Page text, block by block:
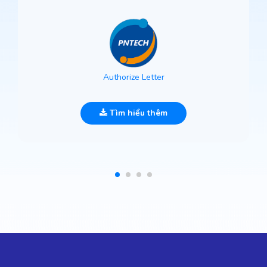
Authorize Letter
Tìm hiểu thêm